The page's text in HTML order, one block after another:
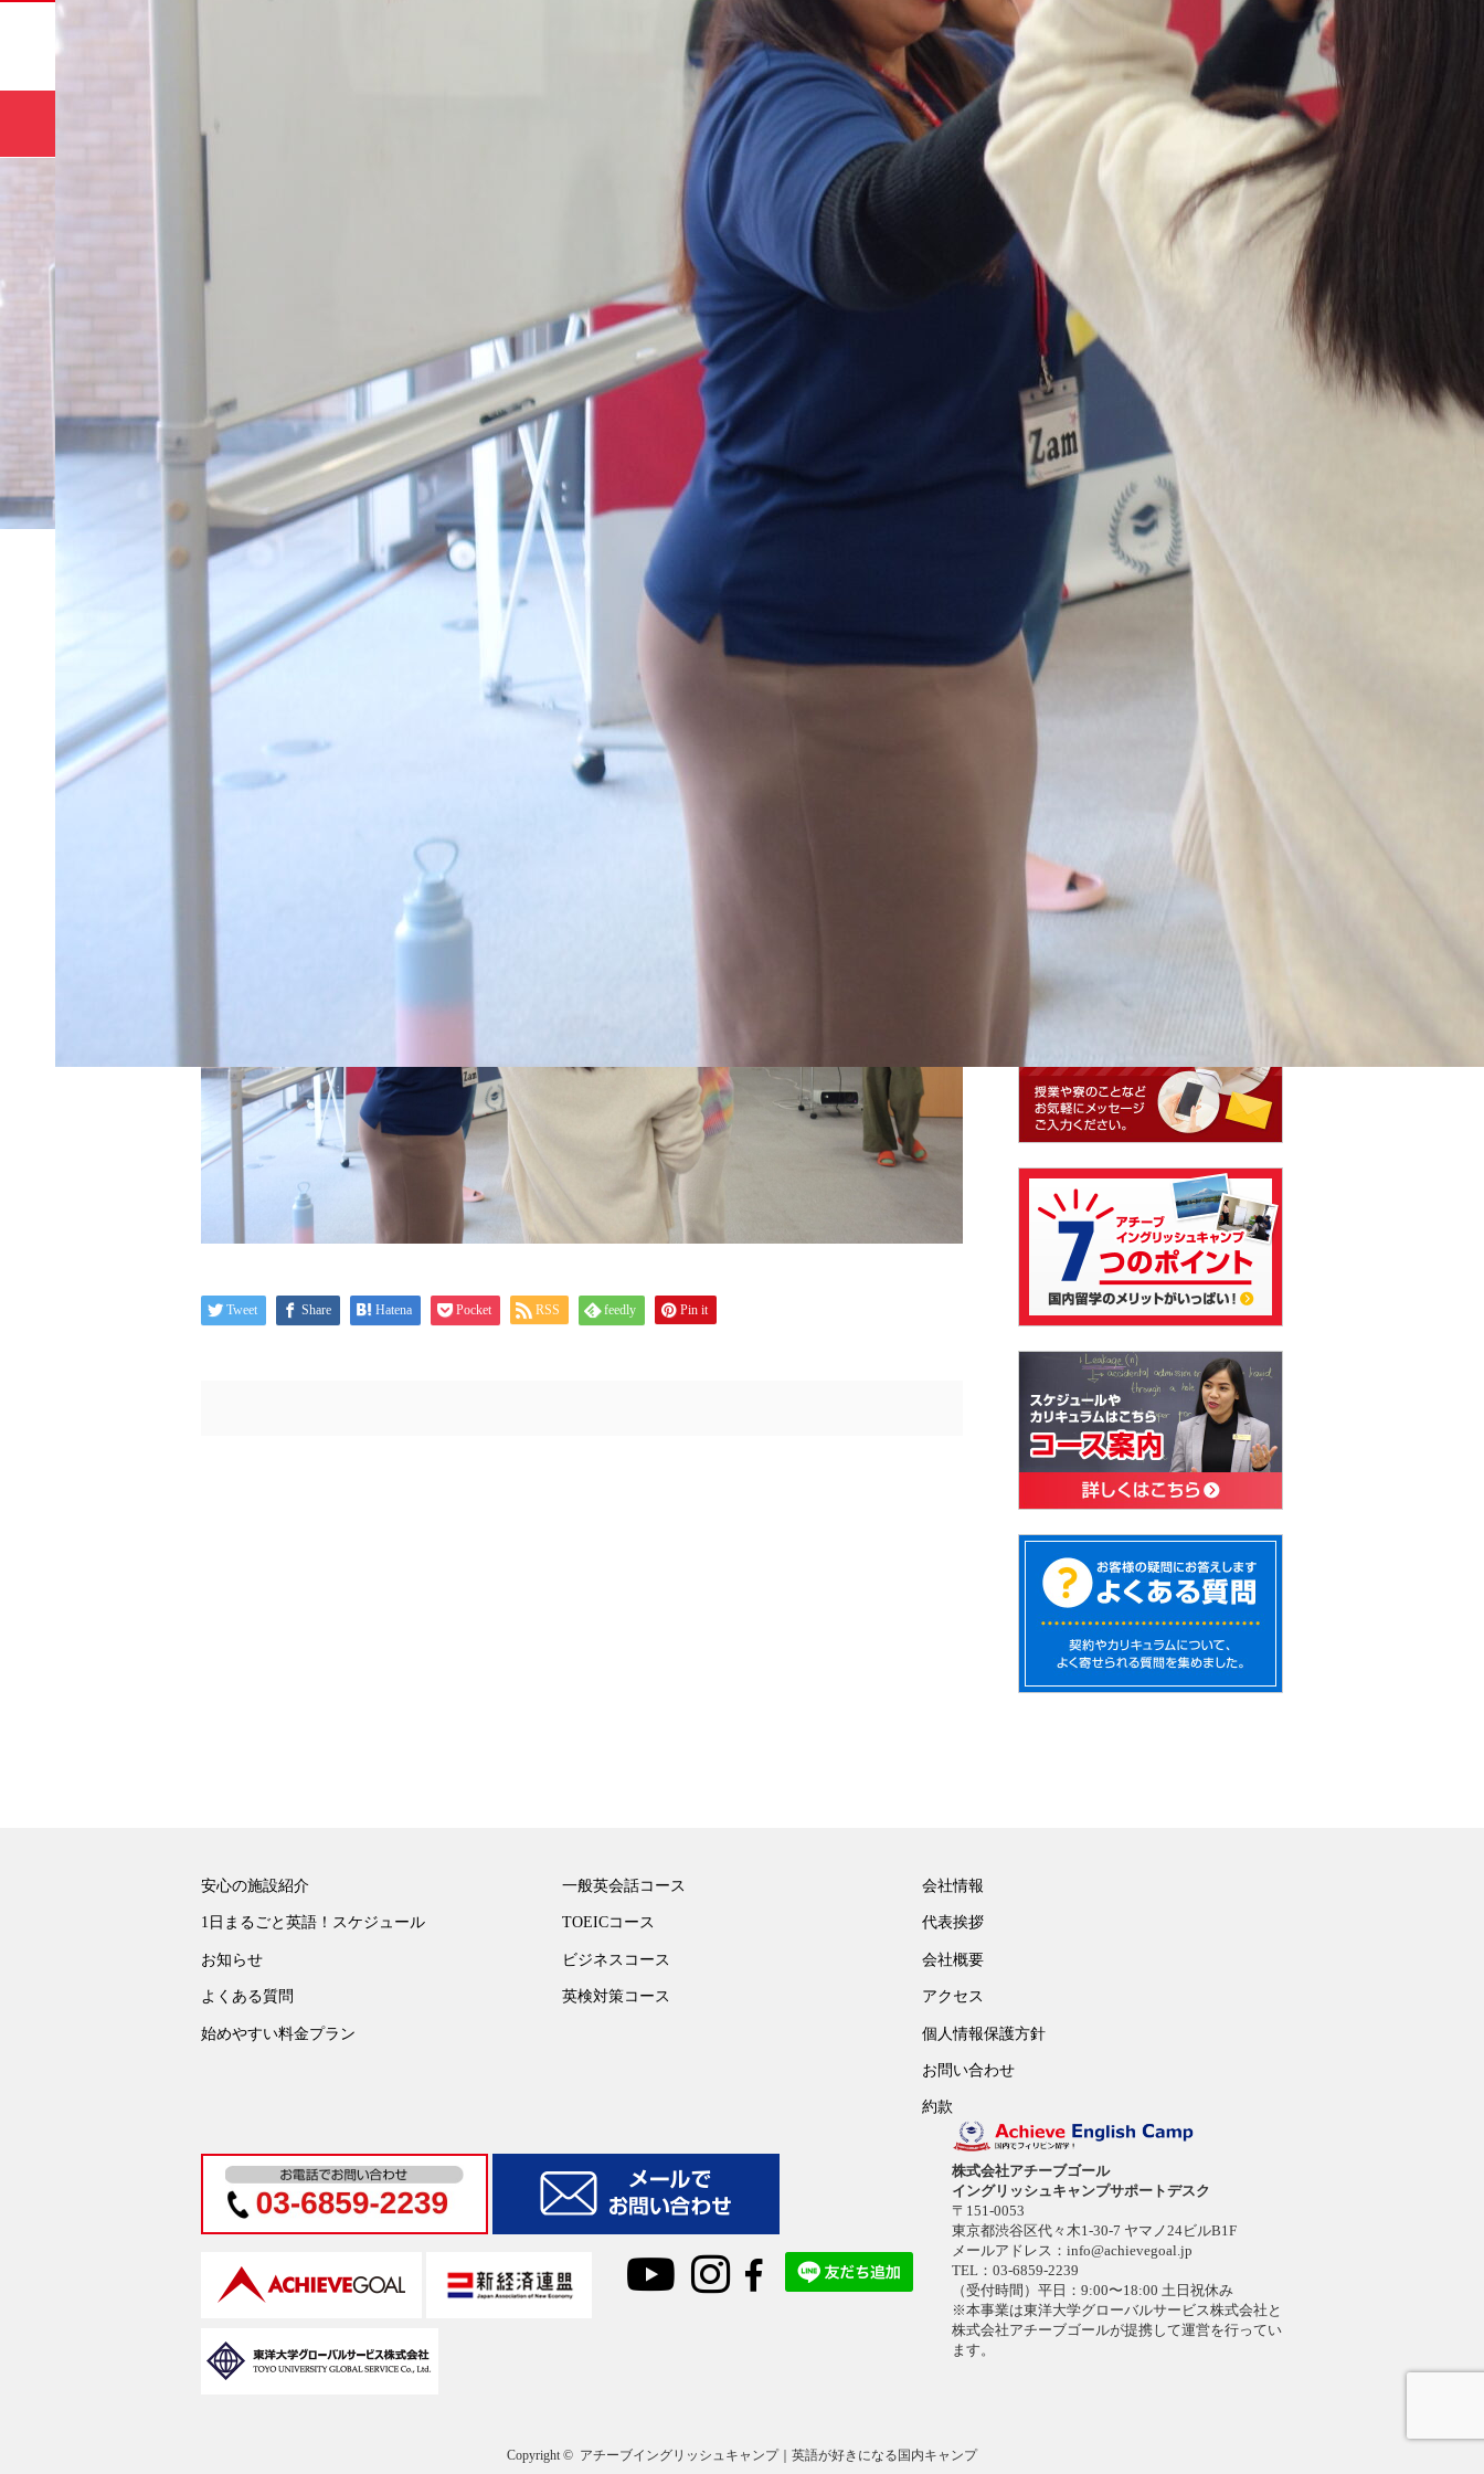
スケジュール アクセス 体験レポート 会社概要 よくある質問
ホーム
DSC02918
2023年12月19日
DSC02918
Tweet Share Hatena Pocket RSS feedly Pin it
安心の施設紹介
1日まるごと英語！スケジュール
お知らせ
よくある質問
始めやすい料金プラン
一般英会話コース
TOEICコース
ビジネスコース
英検対策コース
会社情報
代表挨拶
会社概要
アクセス
個人情報保護方針
お問い合わせ
約款
株式会社アチーブゴール
イングリッシュキャンプサポートデスク
〒151-0053
東京都渋谷区代々木1-30-7 ヤマノ24ビルB1F
メールアドレス： info@achievegoal.jp
TEL：03-6859-2239
（受付時間）平日：9:00〜18:00 土日祝休み
※本事業は東洋大学グローバルサービス株式会社と
株式会社アチーブゴールが提携して運営を行ってい
ます。
Copyright © アチーブイングリッシュキャンプ｜英語が好きになる国内キャンプ